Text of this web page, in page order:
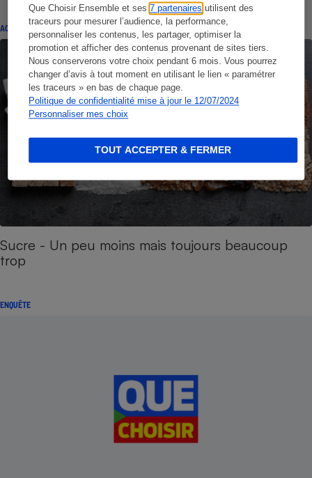
Que Choisir Ensemble et ses7 partenaires utilisent des
traceurs pour mesurer l’audience, la performance,
personnaliser les contenus, les partager, optimiser la
promotion et afficher des contenus provenant de sites tiers.
Nous conserverons votre choix pendant 6 mois. Vous pourrez
changer d’avis à tout moment en utilisant le lien « paramétrer
les traceurs » en bas de chaque page.
Politique de confidentialité mise à jour le 12/07/2024
Personnaliser mes choix
TOUT ACCEPTER & FERMER
ACTUALITÉ
Sucre - Un peu moins mais toujours beaucoup
trop
ENQUÊTE